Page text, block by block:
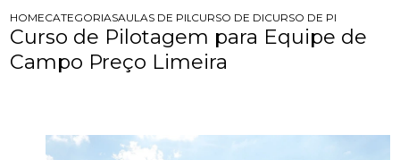
HOMECATEGORIASAULAS DE PILOTAGEM PARA EMPRESAS
CURSO DE DIRECAO DE MOTO PARA
CURSO DE PILOTAGEM
Curso de Pilotagem para Equipe de
Campo Preço Limeira